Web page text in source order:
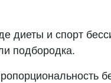
диеты и спорт
подбородка.